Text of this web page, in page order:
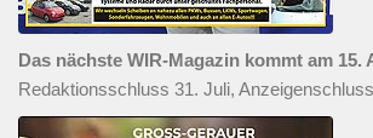
Das nächste WIR-Magazin kommt am 15.
Redaktionsschluss 31. Juli,